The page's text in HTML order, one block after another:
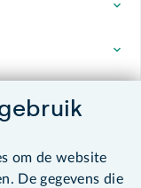
om de website
De gegevens die